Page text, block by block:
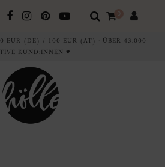
0
EUR (DE) / 100 EUR (AT) · ÜBER 43.000
KUND:INNEN ♥